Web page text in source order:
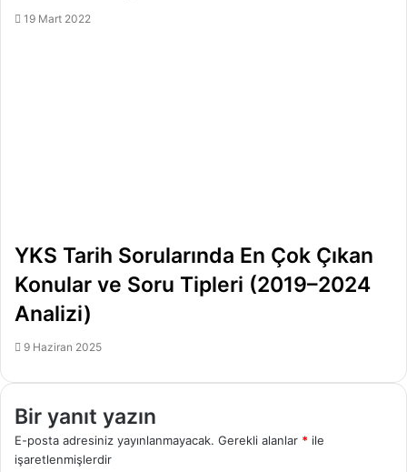
19 Mart 2022
YKS Tarih Sorularında En Çok Çıkan
Konular ve Soru Tipleri (2019–2024
Analizi)
9 Haziran 2025
Bir yanıt yazın
E-posta adresiniz yayınlanmayacak. Gerekli alanlar * ile
işaretlenmişlerdir